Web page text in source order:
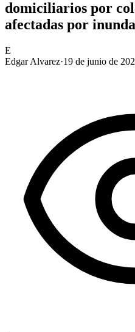
domiciliarios por
afectadas por
E
Edgar Alvarez·19 de junio de